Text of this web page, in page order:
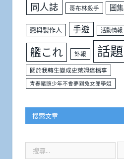
同人誌 哥布林殺手 圖集
戀與製作人 手遊 活動情報
艦これ 訃報 話題
關於我轉生變成史萊姆這檔事
青春豬頭少年不會夢到兔女郎學姐
搜索文章